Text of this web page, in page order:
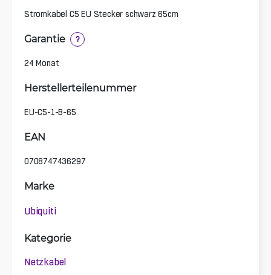
Stromkabel C5 EU Stecker schwarz 65cm
Garantie ?
24 Monat
Herstellerteilenummer
EU-C5-1-B-65
EAN
0708747436297
Marke
Ubiquiti
Kategorie
Netzkabel